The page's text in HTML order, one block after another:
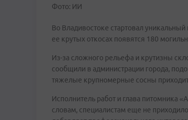
Фото: ИИ
Во Владивостоке стартовал
ее крутых откосах появятся 180
Из-за сложного рельефа и крутизны
сообщили в администрации города,
тяжелые крупномерные сосны
Исполнитель работ и глава питомника
словам, специалистам еще не